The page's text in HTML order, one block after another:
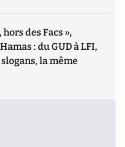
des Facs »,
: du GUD à LFI,
la même